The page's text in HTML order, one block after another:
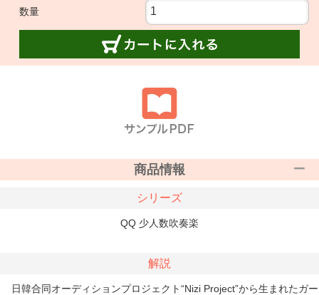
数量
商品情報
シリーズ
QQ 少人数吹奏楽
解説
日韓合同オーディションプロジェクト“Nizi Project”から生まれたガー